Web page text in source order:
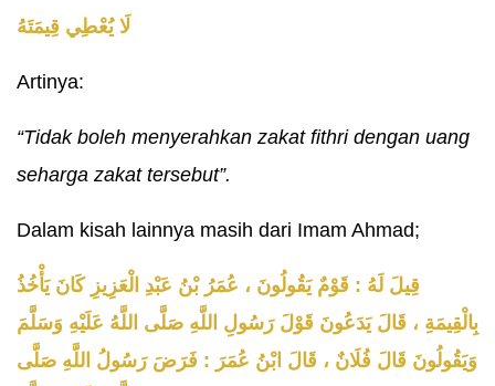
لَا يُعْطِي قِيمَتَهُ
Artinya:
“Tidak boleh menyerahkan zakat fithri dengan uang
seharga zakat tersebut”.
Dalam kisah lainnya masih dari Imam Ahmad;
قِيلَ لَهُ : قَوْمٌ يَقُولُونَ ، عُمَرُ بْنُ عَبْدِ الْعَزِيزِ كَانَ يَأْخُذُ
بِالْقِيمَةِ ، قَالَ يَدَعُونَ قَوْلَ رَسُولِ اللَّهِ صَلَّى اللَّهُ عَلَيْهِ وَسَلَّمَ
وَيَقُولُونَ قَالَ فُلَانٌ ، قَالَ ابْنُ عُمَرَ : فَرَضَ رَسُولُ اللَّهِ صَلَّى